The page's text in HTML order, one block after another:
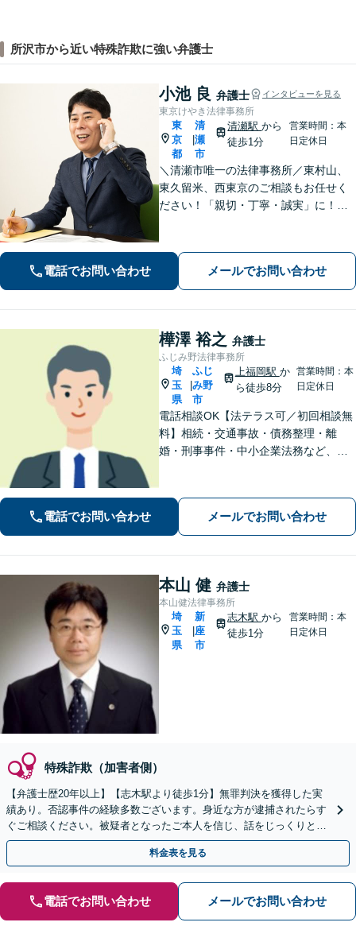
所沢市から近い特殊詐欺に強い弁護士
小池 良 弁護士 インタビューを見る
東京けやき法律事務所
東
京
都
清
瀬
市
清瀬駅から
徒歩1分
営業時間：本
日定休日
＼清瀬市唯一の法律事務所／東村山、
東久留米、西東京のご相談もお任せく
ださい！「親切・丁寧・誠実」に！弁
ます！離婚／相続／交通事故／借金／
不動産／企業法務の相談に対応【清瀬
駅1分】
電話でお問い合わせ メールでお問い合わせ
樺澤 裕之 弁護士
ふじみ野法律事務所
埼
玉
県
ふじ
み野
市
上福岡駅 か
ら徒歩8分
営業時間：本
日定休日
電話相談OK【法テラス可／初回相談無
料】相続・交通事故・債務整理・離
婚・刑事事件・中小企業法務など、お
へと導きます【休日夜間対応】【上福
岡駅8分】【駐車場あり】
電話でお問い合わせ メールでお問い合わせ
本山 健 弁護士
本山健法律事務所
埼
玉
県
新
座
市
志木駅から
徒歩1分
営業時間：本
日定休日
特殊詐欺（加害者側）
【弁護士歴20年以上】【志木駅より徒歩1分】無罪判決を獲得した実
績あり。否認事件の経験多数ございます。身近な方が逮捕されたらす
ぐご相談ください。被疑者となったご本人を信じ、話をじっくりと伺
い、弁護活動を行います。面会も頻繁に対応。
料金表を見る
電話でお問い合わせ メールでお問い合わせ